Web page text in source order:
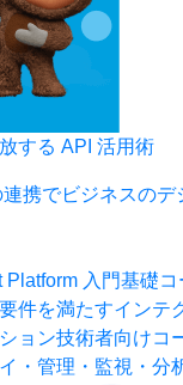
する API 活用術
携でビジネスのデ
Platform 入門基礎コ
件を満たすインテ
ョン技術者向けコ
・管理・監視・分